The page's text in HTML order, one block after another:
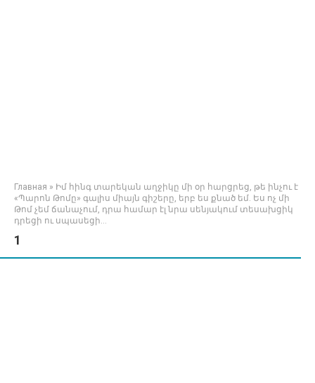
Главная » Իմ հինգ տարեկան աղջիկը մի օր հարցրեց, թե ինչու է
«Պարոն Թոմը» գալիս միայն գիշերը, երբ ես քնած եմ. Ես ոչ մի
Թոմ չեմ ճանաչում, դրա համար էլ նրա սենյակում տեսախցիկ
դրեցի ու սպասեցի…
1